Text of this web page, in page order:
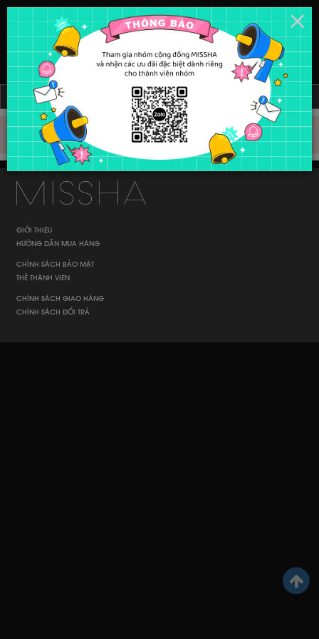
0938.855.369
0909.265.568
Sản phẩm không tồn tại
GIỚI THIỆU
HƯỚNG DẪN MUA HÀNG
CHÍNH SÁCH BẢO MẬT
THẺ THÀNH VIÊN
CHÍNH SÁCH GIAO HÀNG
CHÍNH SÁCH ĐỔI TRẢ